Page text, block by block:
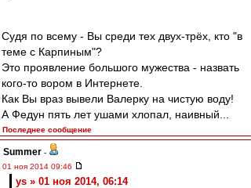
Судя по всему - Вы среди тех двух-трёх, кто "в
теме с Карпиным"?
Это проявление большого мужества - назвать
кого-то вором в Интернете.
Как Вы враз вывели Валерку на чистую воду!
А Федун пять лет ушами хлопал, наивный...
Последнее сообщение
Summer -
01 ноя 2014 09:46
ys » 01 ноя 2014, 06:14